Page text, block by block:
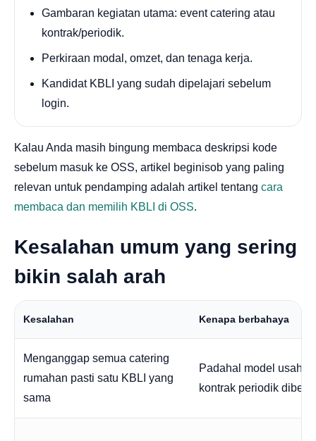
Gambaran kegiatan utama: event catering atau
kontrak/periodik.
Perkiraan modal, omzet, dan tenaga kerja.
Kandidat KBLI yang sudah dipelajari sebelum
login.
Kalau Anda masih bingung membaca deskripsi kode
sebelum masuk ke OSS, artikel beginisob yang paling
relevan untuk pendamping adalah artikel tentang cara
membaca dan memilih KBLI di OSS.
Kesalahan umum yang sering
bikin salah arah
Kesalahan Kenapa berbahaya
Menganggap semua catering
rumahan pasti satu KBLI yang
sama
Padahal model usaha
kontrak periodik